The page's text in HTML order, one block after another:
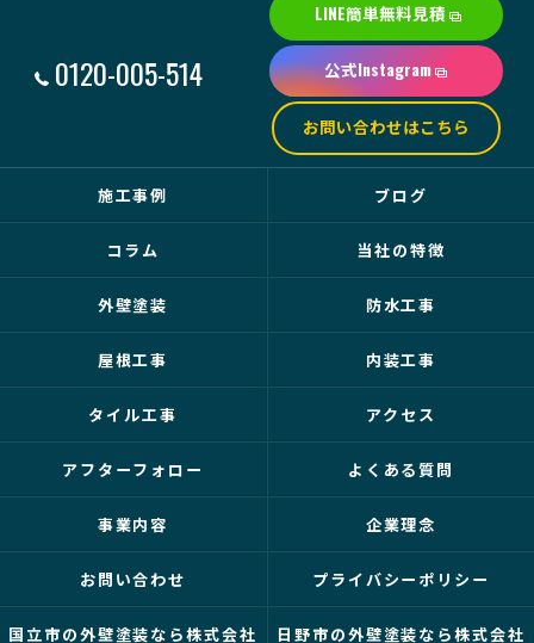
0120-005-514
LINE簡単無料見積
公式Instagram
お問い合わせはこちら
施工事例 ブログ
コラム 当社の特徴
外壁塗装 防水工事
屋根工事 内装工事
タイル工事 アクセス
アフターフォロー よくある質問
事業内容 企業理念
お問い合わせ プライバシーポリシー
国立市の外壁塗装なら株式会社 日野市の外壁塗装なら株式会社